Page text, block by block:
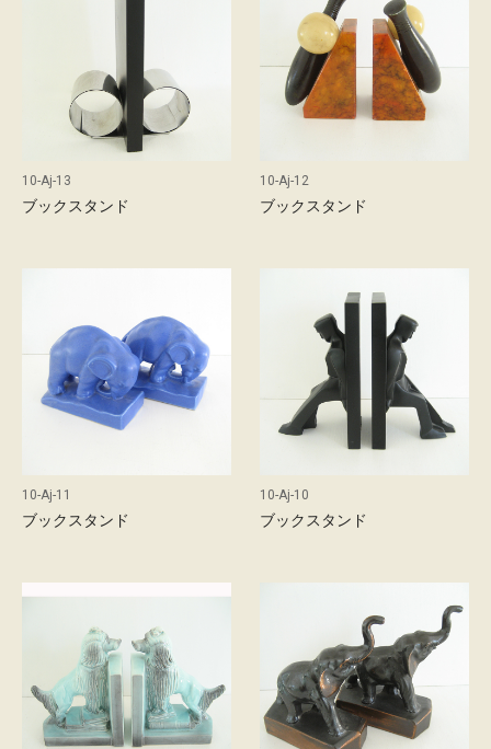
10-Aj-13
ブックスタンド
10-Aj-12
ブックスタンド
10-Aj-11
ブックスタンド
10-Aj-10
ブックスタンド